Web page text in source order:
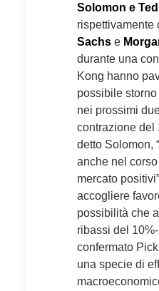
Solomon e
rispettivamente
Sachs e
durante una
Kong hanno
possibile
nei prossimi
contrazione del
detto Solomon,
anche nel
mercato
accogliere
possibilità che
ribassi del 10%-
confermato
una specie di